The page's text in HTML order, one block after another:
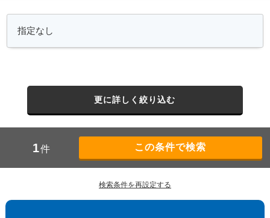
更に詳しく絞り込む
1件
検索条件を再設定する